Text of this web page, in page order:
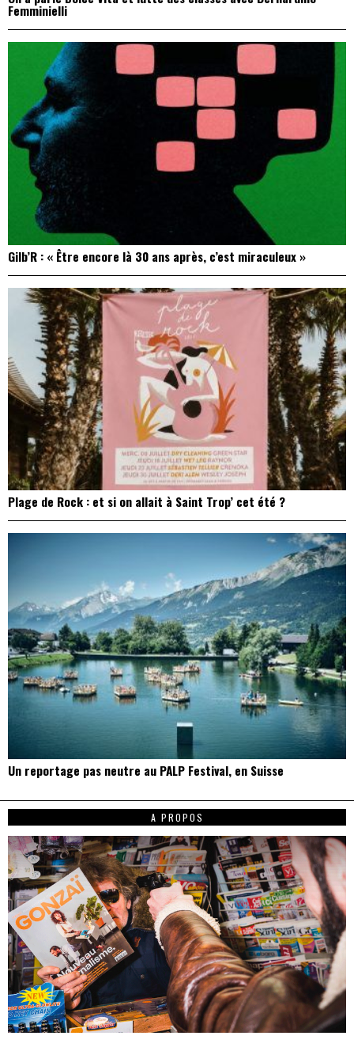
Femminielli
Gilb’R : « Être encore là 30 ans après, c’est miraculeux »
Plage de Rock : et si on allait à Saint Trop’ cet été ?
Un reportage pas neutre au PALP Festival, en Suisse
A PROPOS